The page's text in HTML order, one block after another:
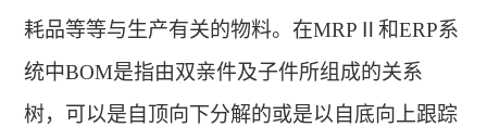
耗品等等与生产有关的物料。在MRP Ⅱ和ERP系
统中BOM是指由双亲件及子件所组成的关系
树，可以是自顶向下分解的或是以自底向上跟踪